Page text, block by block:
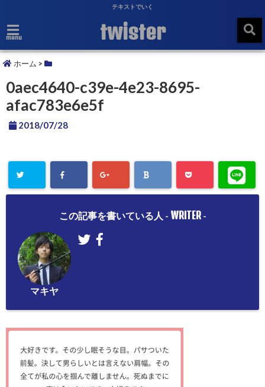
テキストでいく
menu twister
ホーム >
0aec4640-c39e-4e23-8695-
afac783e6e5f
2018/07/28
この記事を書いている人 - WRITER-
マキヤ